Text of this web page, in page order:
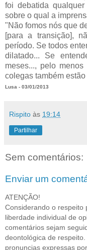
foi debatida
sobre o qual a
"Não fomos nós que
[para a transição],
período. Se todos
dilatado... Se
meses..., pelo
colegas também
Lusa - 03/01/2013
Rispito às 19:14
Partilhar
Sem comentários:
Enviar um
ATENÇÃO!
Considerando o respeito
liberdade individual de
comentários sejam
deontológica de
pronuncias expressas